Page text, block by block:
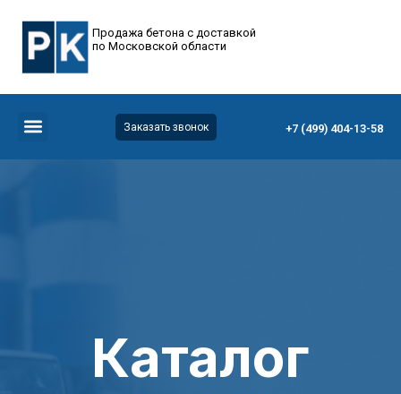
Продажа бетона с доставкой
по Московской области
+7 (499) 404-13-58
Заказать звонок
Каталог